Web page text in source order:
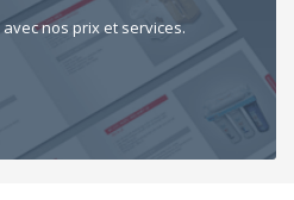
nos prix et services.